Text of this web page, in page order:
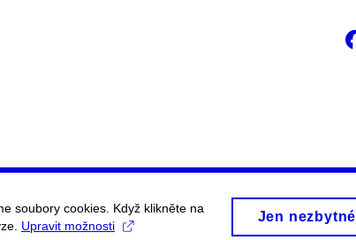
soubory cookies. Když klikněte na
Upravit možnosti
Jen nezbytné